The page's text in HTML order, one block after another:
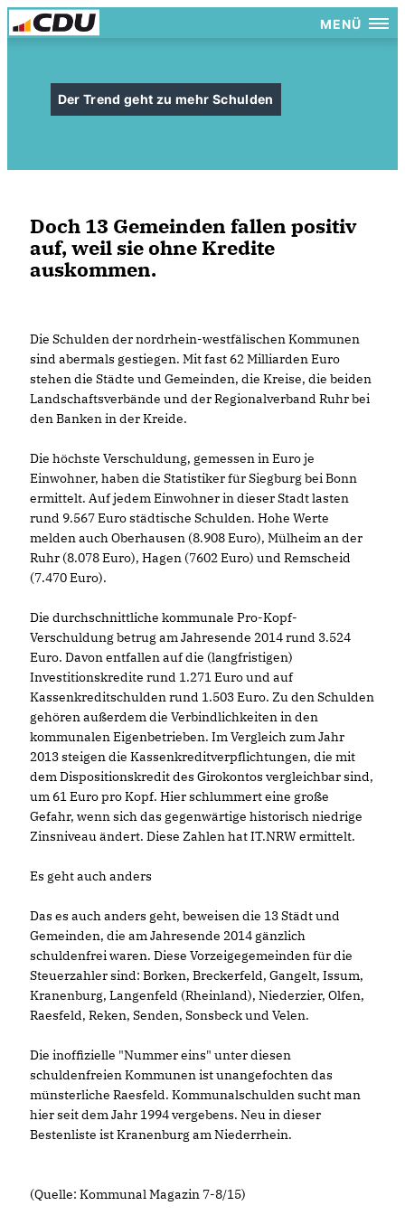
MENÜ
Der Trend geht zu mehr Schulden
Doch 13 Gemeinden fallen positiv
auf, weil sie ohne Kredite
auskommen.
Die Schulden der nordrhein-westfälischen Kommunen
sind abermals gestiegen. Mit fast 62 Milliarden Euro
stehen die Städte und Gemeinden, die Kreise, die beiden
Landschaftsverbände und der Regionalverband Ruhr bei
den Banken in der Kreide.
Die höchste Verschuldung, gemessen in Euro je
Einwohner, haben die Statistiker für Siegburg bei Bonn
ermittelt. Auf jedem Einwohner in dieser Stadt lasten
rund 9.567 Euro städtische Schulden. Hohe Werte
melden auch Oberhausen (8.908 Euro), Mülheim an der
Ruhr (8.078 Euro), Hagen (7602 Euro) und Remscheid
(7.470 Euro).
Die durchschnittliche kommunale Pro-Kopf-
Verschuldung betrug am Jahresende 2014 rund 3.524
Euro. Davon entfallen auf die (langfristigen)
Investitionskredite rund 1.271 Euro und auf
Kassenkreditschulden rund 1.503 Euro. Zu den Schulden
gehören außerdem die Verbindlichkeiten in den
kommunalen Eigenbetrieben. Im Vergleich zum Jahr
2013 steigen die Kassenkreditverpflichtungen, die mit
dem Dispositionskredit des Girokontos vergleichbar sind,
um 61 Euro pro Kopf. Hier schlummert eine große
Gefahr, wenn sich das gegenwärtige historisch niedrige
Zinsniveau ändert. Diese Zahlen hat IT.NRW ermittelt.
Es geht auch anders
Das es auch anders geht, beweisen die 13 Städt und
Gemeinden, die am Jahresende 2014 gänzlich
schuldenfrei waren. Diese Vorzeigegemeinden für die
Steuerzahler sind: Borken, Breckerfeld, Gangelt, Issum,
Kranenburg, Langenfeld (Rheinland), Niederzier, Olfen,
Raesfeld, Reken, Senden, Sonsbeck und Velen.
Die inoffizielle "Nummer eins" unter diesen
schuldenfreien Kommunen ist unangefochten das
münsterliche Raesfeld. Kommunalschulden sucht man
hier seit dem Jahr 1994 vergebens. Neu in dieser
Bestenliste ist Kranenburg am Niederrhein.
(Quelle: Kommunal Magazin 7-8/15)